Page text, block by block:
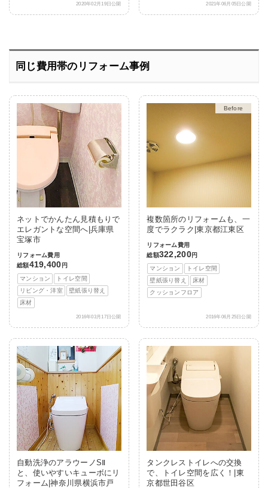
2020年02月19日公開 2021年06月05日公開
同じ費用帯のリフォーム事例
ネットでかんたん見積もりで
エレガントな空間へ|兵庫県
宝塚市
リフォーム費用
総額419,400 円
マンション
トイレ空間
リビング・洋室
壁紙張り替え
床材
2016年03月17日公開
After
複数箇所のリフォームも、一
度でラクラク|東京都江東区
リフォーム費用
総額322,200円
マンション
トイレ空間
壁紙張り替え
床材
クッションフロア
2016年06月25日公開
自動洗浄のアラウーノSⅡ
と、使いやすいキューボにリ
フォーム|神奈川県横浜市戸
タンクレストイレへの交換
で、トイレ空間を広く！|東
京都世田谷区